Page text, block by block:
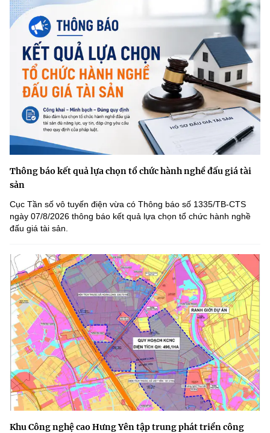
Thông báo kết quả lựa chọn tổ chức hành nghề đấu giá tài
sản
Cục Tần số vô tuyến điện vừa có Thông báo số 1335/TB-CTS
ngày 07/8/2026 thông báo kết quả lựa chọn tổ chức hành nghề
đấu giá tài sản.
Khu Công nghệ cao Hưng Yên tập trung phát triển công